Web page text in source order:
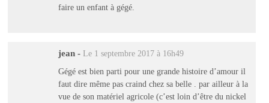
faire un enfant à gégé.
jean - Le 1 septembre 2017 à 16h49
Gégé est bien parti pour une grande histoire d’amour il
faut dire même pas craind chez sa belle . par ailleur à la
vue de son matériel agricole (c’est loin d’être du nickel